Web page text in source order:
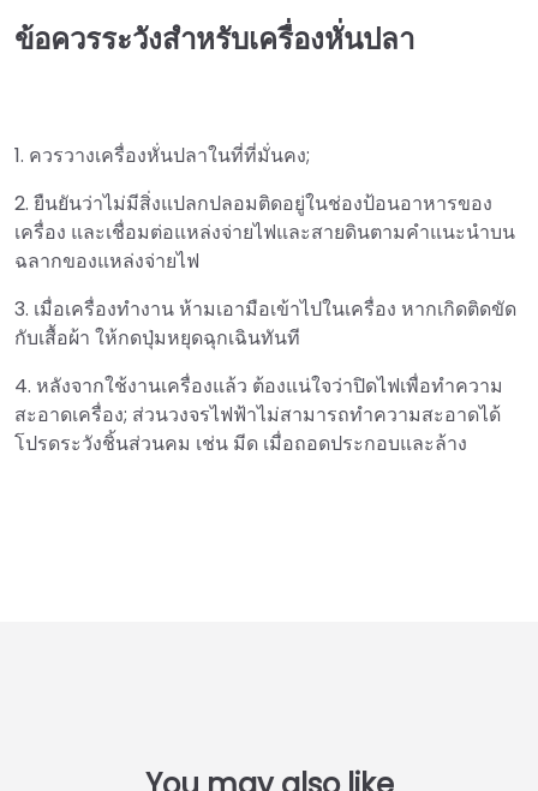
ข้อควรระวังสำหรับเครื่องหั่นปลา
1. ควรวางเครื่องหั่นปลาในที่ที่มั่นคง;
2. ยืนยันว่าไม่มีสิ่งแปลกปลอมติดอยู่ในช่องป้อนอาหารของ
เครื่อง และเชื่อมต่อแหล่งจ่ายไฟและสายดินตามคำแนะนำบน
ฉลากของแหล่งจ่ายไฟ
3. เมื่อเครื่องทำงาน ห้ามเอามือเข้าไปในเครื่อง หากเกิดติดขัด
กับเสื้อผ้า ให้กดปุ่มหยุดฉุกเฉินทันที
4. หลังจากใช้งานเครื่องแล้ว ต้องแน่ใจว่าปิดไฟเพื่อทำความ
สะอาดเครื่อง; ส่วนวงจรไฟฟ้าไม่สามารถทำความสะอาดได้
โปรดระวังชิ้นส่วนคม เช่น มีด เมื่อถอดประกอบและล้าง